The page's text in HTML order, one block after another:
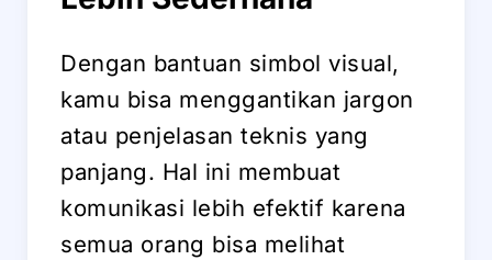
Dengan bantuan simbol visual,
kamu bisa menggantikan jargon
atau penjelasan teknis yang
panjang. Hal ini membuat
komunikasi lebih efektif karena
semua orang bisa melihat